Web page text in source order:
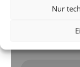
Nur
Kontakt